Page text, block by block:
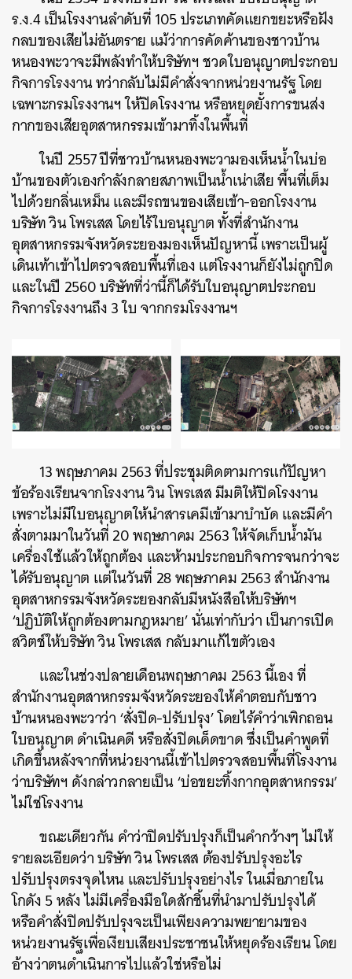
ร.ง.4 เป็นโรงงานลำดับที่ 105 ประเภทคัดแยกขยะหรือฝัง
กลบของเสียไม่อันตราย แม้ว่าการคัดค้านของชาวบ้าน
หนองพะวาจะมีพลังทำให้บริษัทฯ ชวดใบอนุญาตประกอบ
กิจการโรงงาน ทว่ากลับไม่มีคำสั่งจากหน่วยงานรัฐ โดย
เฉพาะกรมโรงงานฯ ให้ปิดโรงงาน หรือหยุดยั้งการขนส่ง
กากของเสียอุตสาหกรรมเข้ามาทิ้งในพื้นที่
ในปี 2557 ปีที่ชาวบ้านหนองพะวามองเห็นน้ำในบ่อ
บ้านของตัวเองกำลังกลายสภาพเป็นน้ำเน่าเสีย พื้นที่เต็ม
ไปด้วยกลิ่นเหม็น และมีรถขนของเสียเข้า-ออกโรงงาน
บริษัท วิน โพรเสส โดยไร้ใบอนุญาต ทั้งที่สำนักงาน
อุตสาหกรรมจังหวัดระยองมองเห็นปัญหานี้ เพราะเป็นผู้
เดินเท้าเข้าไปตรวจสอบพื้นที่เอง แต่โรงงานก็ยังไม่ถูกปิด
และในปี 2560 บริษัทที่ว่านี้ก็ได้รับใบอนุญาตประกอบ
กิจการโรงงานถึง 3 ใบ จากกรมโรงงานฯ
13 พฤษภาคม 2563 ที่ประชุมติดตามการแก้ปัญหา
ข้อร้องเรียนจากโรงงาน วิน โพรเสส มีมติให้ปิดโรงงาน
เพราะไม่มีใบอนุญาตให้นำสารเคมีเข้ามาบำบัด และมีคำ
สั่งตามมาในวันที่ 20 พฤษภาคม 2563 ให้จัดเก็บน้ำมัน
เครื่องใช้แล้วให้ถูกต้อง และห้ามประกอบกิจการจนกว่าจะ
ได้รับอนุญาต แต่ในวันที่ 28 พฤษภาคม 2563 สำนักงาน
อุตสาหกรรมจังหวัดระยองกลับมีหนังสือให้บริษัทฯ
‘ปฏิบัติให้ถูกต้องตามกฎหมาย’ นั่นเท่ากับว่า เป็นการเปิด
สวิตช์ให้บริษัท วิน โพรเสส กลับมาแก้ไขตัวเอง
และในช่วงปลายเดือนพฤษภาคม 2563 นี้เอง ที่
สำนักงานอุตสาหกรรมจังหวัดระยองให้คำตอบกับชาว
บ้านหนองพะวาว่า ‘สั่งปิด-ปรับปรุง’ โดยไร้คำว่าเพิกถอน
ใบอนุญาต ดำเนินคดี หรือสั่งปิดเด็ดขาด ซึ่งเป็นคำพูดที่
เกิดขึ้นหลังจากที่หน่วยงานนี้เข้าไปตรวจสอบพื้นที่โรงงาน
ว่าบริษัทฯ ดังกล่าวกลายเป็น ‘บ่อขยะทิ้งกากอุตสาหกรรม’
ไม่ใช่โรงงาน
ขณะเดียวกัน คำว่าปิดปรับปรุงก็เป็นคำกว้างๆ ไม่ให้
รายละเอียดว่า บริษัท วิน โพรเสส ต้องปรับปรุงอะไร
ปรับปรุงตรงจุดไหน และปรับปรุงอย่างไร ในเมื่อภายใน
โกดัง 5 หลัง ไม่มีเครื่องมือใดสักชิ้นที่นำมาปรับปรุงได้
หรือคำสั่งปิดปรับปรุงจะเป็นเพียงความพยายามของ
หน่วยงานรัฐเพื่อเงียบเสียงประชาชนให้หยุดร้องเรียน โดย
อ้างว่าตนดำเนินการไปแล้วใช่หรือไม่
SHARE TWEET LINE EMAIL